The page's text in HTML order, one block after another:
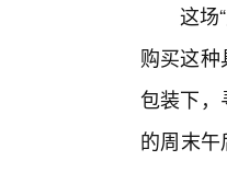
这场
购买这
包装下，
的周末